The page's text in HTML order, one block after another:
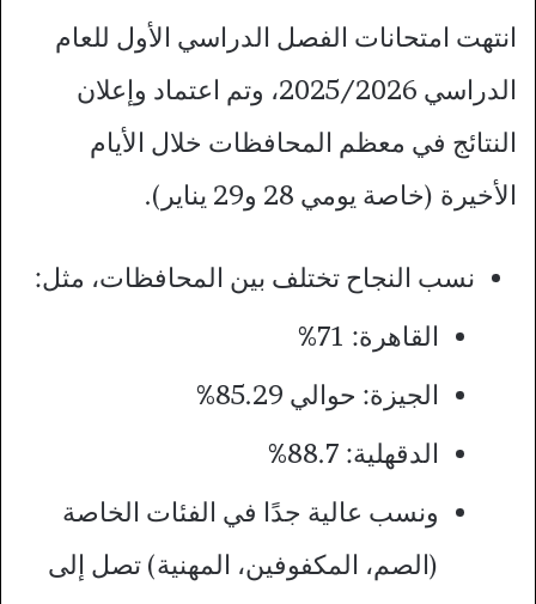
انتهت امتحانات الفصل الدراسي الأول للعام
الدراسي 2025/2026، وتم اعتماد وإعلان
النتائج في معظم المحافظات خلال الأيام
الأخيرة (خاصة يومي 28 و29 يناير).
نسب النجاح تختلف بين المحافظات، مثل:
القاهرة: 71%
الجيزة: حوالي 85.29%
الدقهلية: 88.7%
ونسب عالية جدًا في الفئات الخاصة
(الصم، المكفوفين، المهنية) تصل إلى